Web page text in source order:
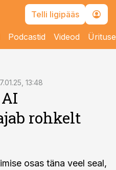
Telli ligipääs
Podcastid Videod
13:48
rohkelt
osas täna veel seal,